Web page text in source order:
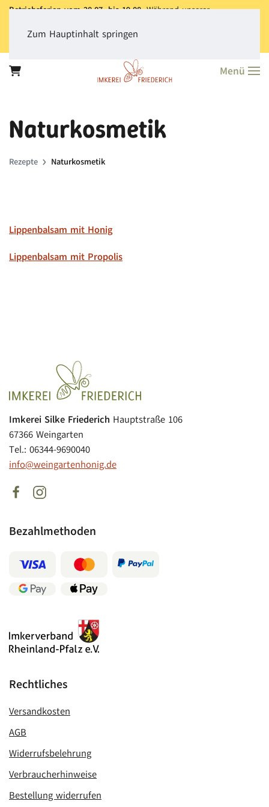
Betriebsferien vom 28.07. bis 19.08.Während unserer
dass derVersand aller Bestellungen erst ab dem 20.08.
Vielen Dank für Ihr Verständnis!
Zum Hauptinhalt springen
Menü
Naturkosmetik
Rezepte Naturkosmetik
Lippenbalsam mit Honig
Lippenbalsam mit Propolis
Imkerei Silke Friederich Hauptstraße 106
67366 Weingarten
Tel.: 06344-9690040
info@weingartenhonig.de
Bezahlmethoden
Rechtliches
Versandkosten
AGB
Widerrufsbelehrung
Verbraucherhinweise
Bestellung widerrufen